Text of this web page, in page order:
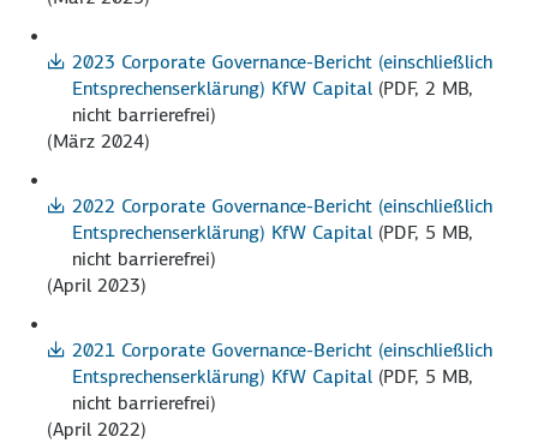
2023 Corporate Governance-Bericht (einschließlich
Entsprechenserklärung) KfW Capital (PDF, 2 MB,
nicht barrierefrei)
(März 2024)
2022 Corporate Governance-Bericht (einschließlich
Entsprechenserklärung) KfW Capital (PDF, 5 MB,
nicht barrierefrei)
(April 2023)
2021 Corporate Governance-Bericht (einschließlich
Entsprechenserklärung) KfW Capital (PDF, 5 MB,
nicht barrierefrei)
(April 2022)